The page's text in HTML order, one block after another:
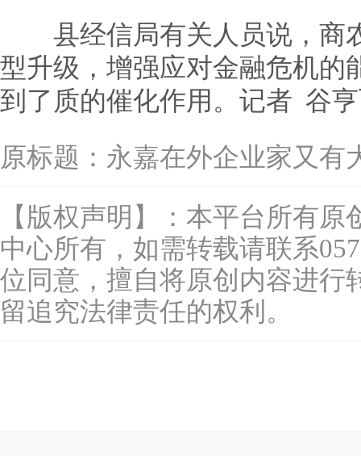
县经信局有关人员说，商
型升级，增强应对金融危机的
到了质的催化作用。记者 谷
原标题： 永嘉在外企业家又有
【版权声明】：本平台所有
中心所有，如需转载请联系
位同意，擅自将原创内容进行
留追究法律责任的权利。